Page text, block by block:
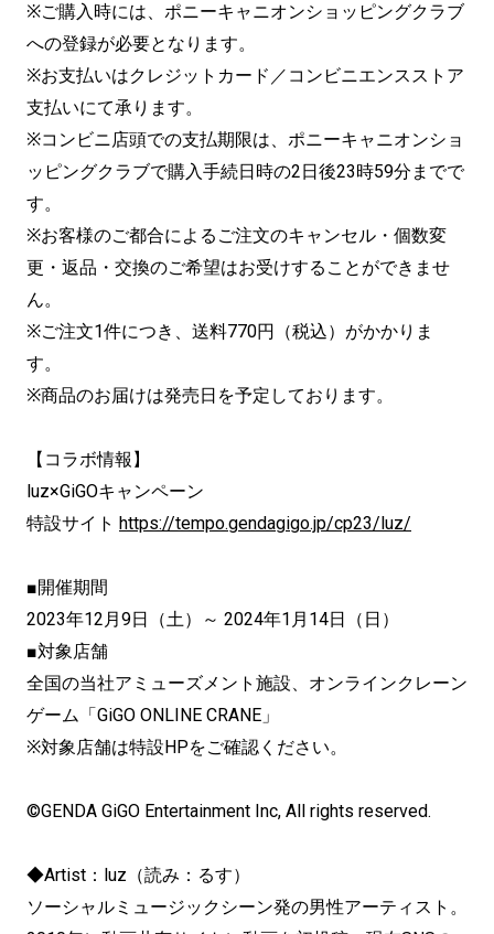
※ご購入時には、ポニーキャニオンショッピングクラブ
への登録が必要となります。
※お支払いはクレジットカード／コンビニエンスストア
支払いにて承ります。
※コンビニ店頭での支払期限は、ポニーキャニオンショ
ッピングクラブで購入手続日時の2日後23時59分までで
す。
※お客様のご都合によるご注文のキャンセル・個数変
更・返品・交換のご希望はお受けすることができませ
ん。
※ご注文1件につき、送料770円（税込）がかかりま
す。
※商品のお届けは発売日を予定しております。
【コラボ情報】
luz×GiGOキャンペーン
特設サイト https://tempo.gendagigo.jp/cp23/luz/
■開催期間
2023年12月9日（土）～ 2024年1月14日（日）
■対象店舗
全国の当社アミューズメント施設、オンラインクレーン
ゲーム「GiGO ONLINE CRANE」
※対象店舗は特設HPをご確認ください。
©GENDA GiGO Entertainment Inc, All rights reserved.
◆Artist：luz（読み：るす）
ソーシャルミュージックシーン発の男性アーティスト。